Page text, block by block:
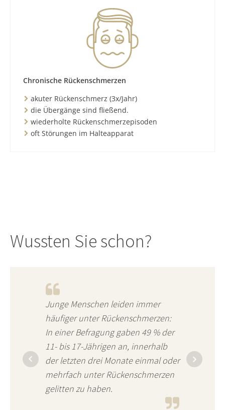
Chronische Rückenschmerzen
akuter Rückenschmerz (3x/Jahr)
die Übergänge sind fließend.
wiederholte Rückenschmerzepisoden
oft Störungen im Halteapparat
Wussten Sie schon?
Junge Menschen leiden immer
häufiger unter Rückenschmerzen:
In einer Befragung gaben 49 % der
11- bis 17-Jährigen an, innerhalb
der letzten drei Monate einmal oder
mehrfach unter Rückenschmerzen
gelitten zu haben.